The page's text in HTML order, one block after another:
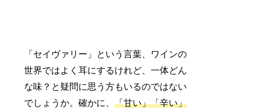
「セイヴァリー」という言葉、ワインの
世界ではよく耳にするけれど、一体どん
な味？と疑問に思う方もいるのではない
でしょうか。確かに、「甘い」「辛い」